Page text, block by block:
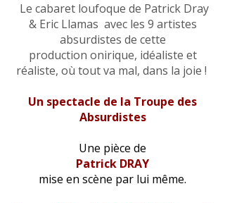
Le cabaret loufoque de Patrick Dray
& Eric Llamas avec les 9 artistes
absurdistes de cette
production onirique, idéaliste et
réaliste, où tout va mal, dans la joie !
Un spectacle de la Troupe des
Absurdistes
Une pièce de
Patrick DRAY
mise en scène par lui même.